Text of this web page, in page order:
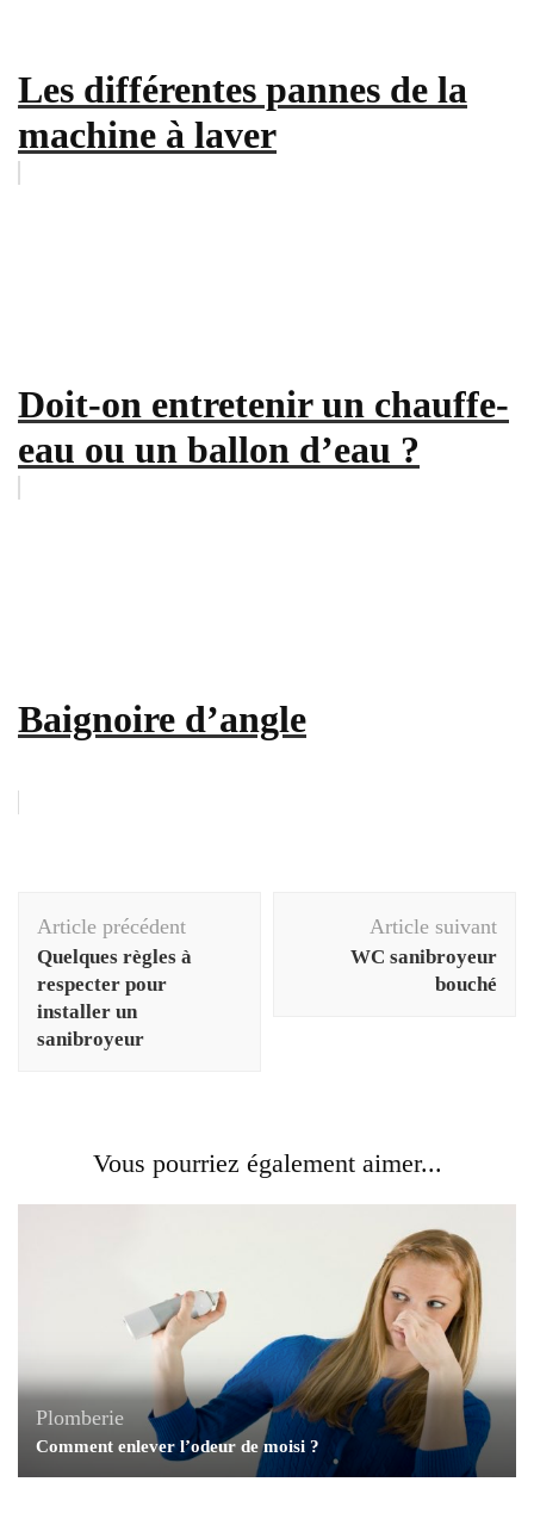
Les différentes pannes de la
machine à laver
Doit-on entretenir un chauffe-
eau ou un ballon d’eau ?
Baignoire d’angle
d'article
Article précédent
Quelques règles à
respecter pour
installer un
sanibroyeur
Article suivant
WC sanibroyeur
bouché
Vous pourriez également aimer...
Plomberie
Comment enlever l’odeur de moisi ?